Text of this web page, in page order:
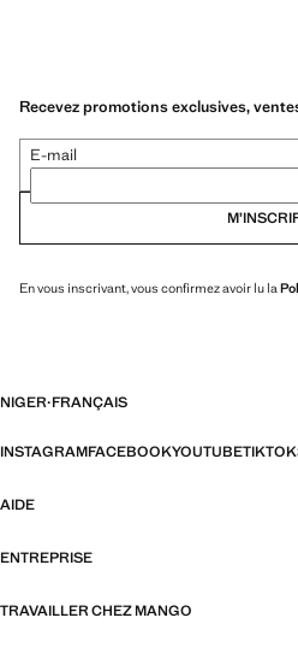
Recevez promotions exclusives,
E-mail
En vous inscrivant, vous confirmez avoir lu la
NIGER·FRANÇAIS
INSTAGRAMFACEBOOKYOUTUBETIKTOK
AIDE
ENTREPRISE
TRAVAILLER CHEZ MANGO